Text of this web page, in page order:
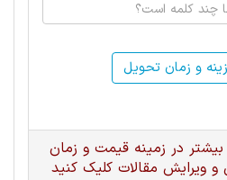
و زمان تحویل
در زمینه قیمت و زمان
ویرایش مقالات کلیک کنید